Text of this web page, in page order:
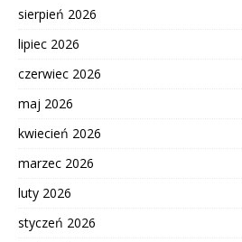
sierpień 2026
lipiec 2026
czerwiec 2026
maj 2026
kwiecień 2026
marzec 2026
luty 2026
styczeń 2026